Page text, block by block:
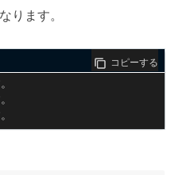
ります。
コピーする